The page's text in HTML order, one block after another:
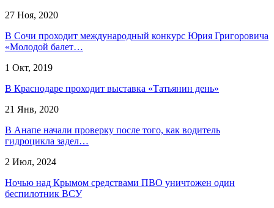
27 Ноя, 2020
В Сочи проходит международный конкурс Юрия Григоровича
«Молодой балет…
1 Окт, 2019
В Краснодаре проходит выставка «Татьянин день»
21 Янв, 2020
В Анапе начали проверку после того, как водитель
гидроцикла задел…
2 Июл, 2024
Ночью над Крымом средствами ПВО уничтожен один
беспилотник ВСУ